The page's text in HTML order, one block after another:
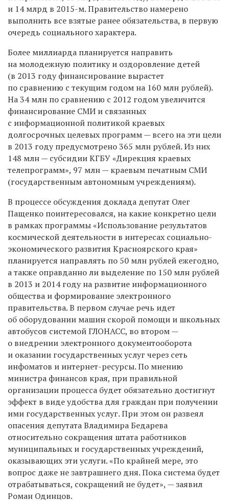
и 14 млрд в 2015-м.Правительство намерено
выполнить все взятые ранее обязательства, в первую
очередь социального характера.
Более миллиарда планируется направить
на молодежную политику и оздоровление детей
(в 2013 году финансирование вырастет
по сравнению с текущим годом на 160 млн рублей).
На 34 млн по сравнению с 2012 годом увеличится
финансирование СМИ и связанных
с информационной политикой краевых
долгосрочных целевых программ — всего на эти цели
в 2013 году предусмотрено 365 млн рублей. Из них
148 млн — субсидии КГБУ «Дирекция краевых
телепрограмм», 97 млн — краевым печатным СМИ
(государственным автономным учреждениям).
В процессе обсуждения доклада депутат Олег
Пащенко поинтересовался, на какие конкретно цели
в рамках программы «Использование результатов
космической деятельности в интересах социально-
экономического развития Красноярского края»
планируется направлять по 50 млн рублей ежегодно,
а также оправданно ли выделение по 150 млн рублей
в 2013 и 2014 году на развитие информационного
общества и формирование электронного
правительства. В первом случае речь идет
об оборудовании машин скорой помощи и школьных
автобусов системой ГЛОНАСС, во втором —
о внедрении электронного документооборота
и оказании государственных услуг через сеть
инфоматов и интернет-ресурсы. По мнению
министра финансов края, при правильной
организации процесса будет обязательно достигнут
эффект в виде удобства для граждан при получении
ими государственных услуг. При этом он развеял
опасения депутата Владимира Бедарева
относительно сокращения штата работников
муниципальных и государственных учреждений,
оказывающих эти услуги. «По крайней мере, это
вопрос даже не завтрашнего дня. Пока система будет
отрабатываться, сокращений не будет», — заявил
Роман Одинцов.